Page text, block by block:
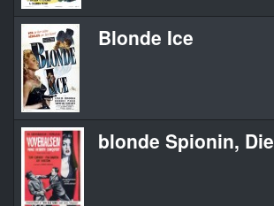
Blonde Ice
blonde Spionin, Die